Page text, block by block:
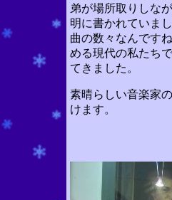
弟が場所取りしな
明に書かれていま
曲の数々なんです
める現代の私たち
てきました。
素晴らしい音楽家
けます。